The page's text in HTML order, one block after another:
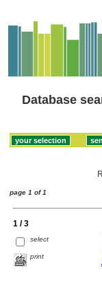
Database
page 1 of 1
1 / 3
select
print